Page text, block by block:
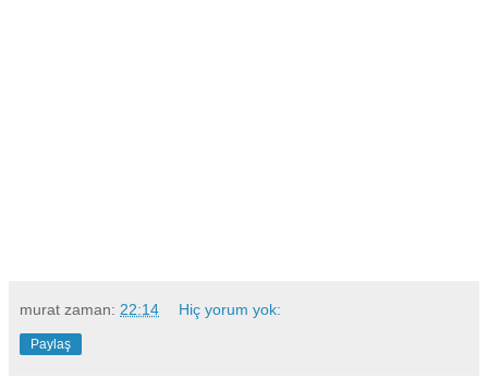
murat zaman: 22:14 Hiç yorum yok:
Paylaş